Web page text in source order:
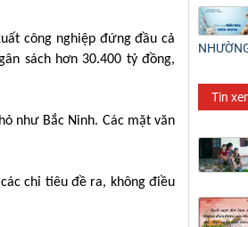
công nghiệp đứng đầu cả
sách hơn 30.400 tỷ đồng,
như Bắc Ninh. Các mặt văn
chỉ tiêu đề ra, không điều
Tin